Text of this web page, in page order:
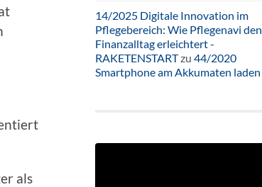
als
14/2025 Digitale Innovation im
Pflegebereich: Wie Pflegenavi den
Finanzalltag erleichtert -
RAKETENSTARTzu 44/2020
Smartphone am Akkumaten laden